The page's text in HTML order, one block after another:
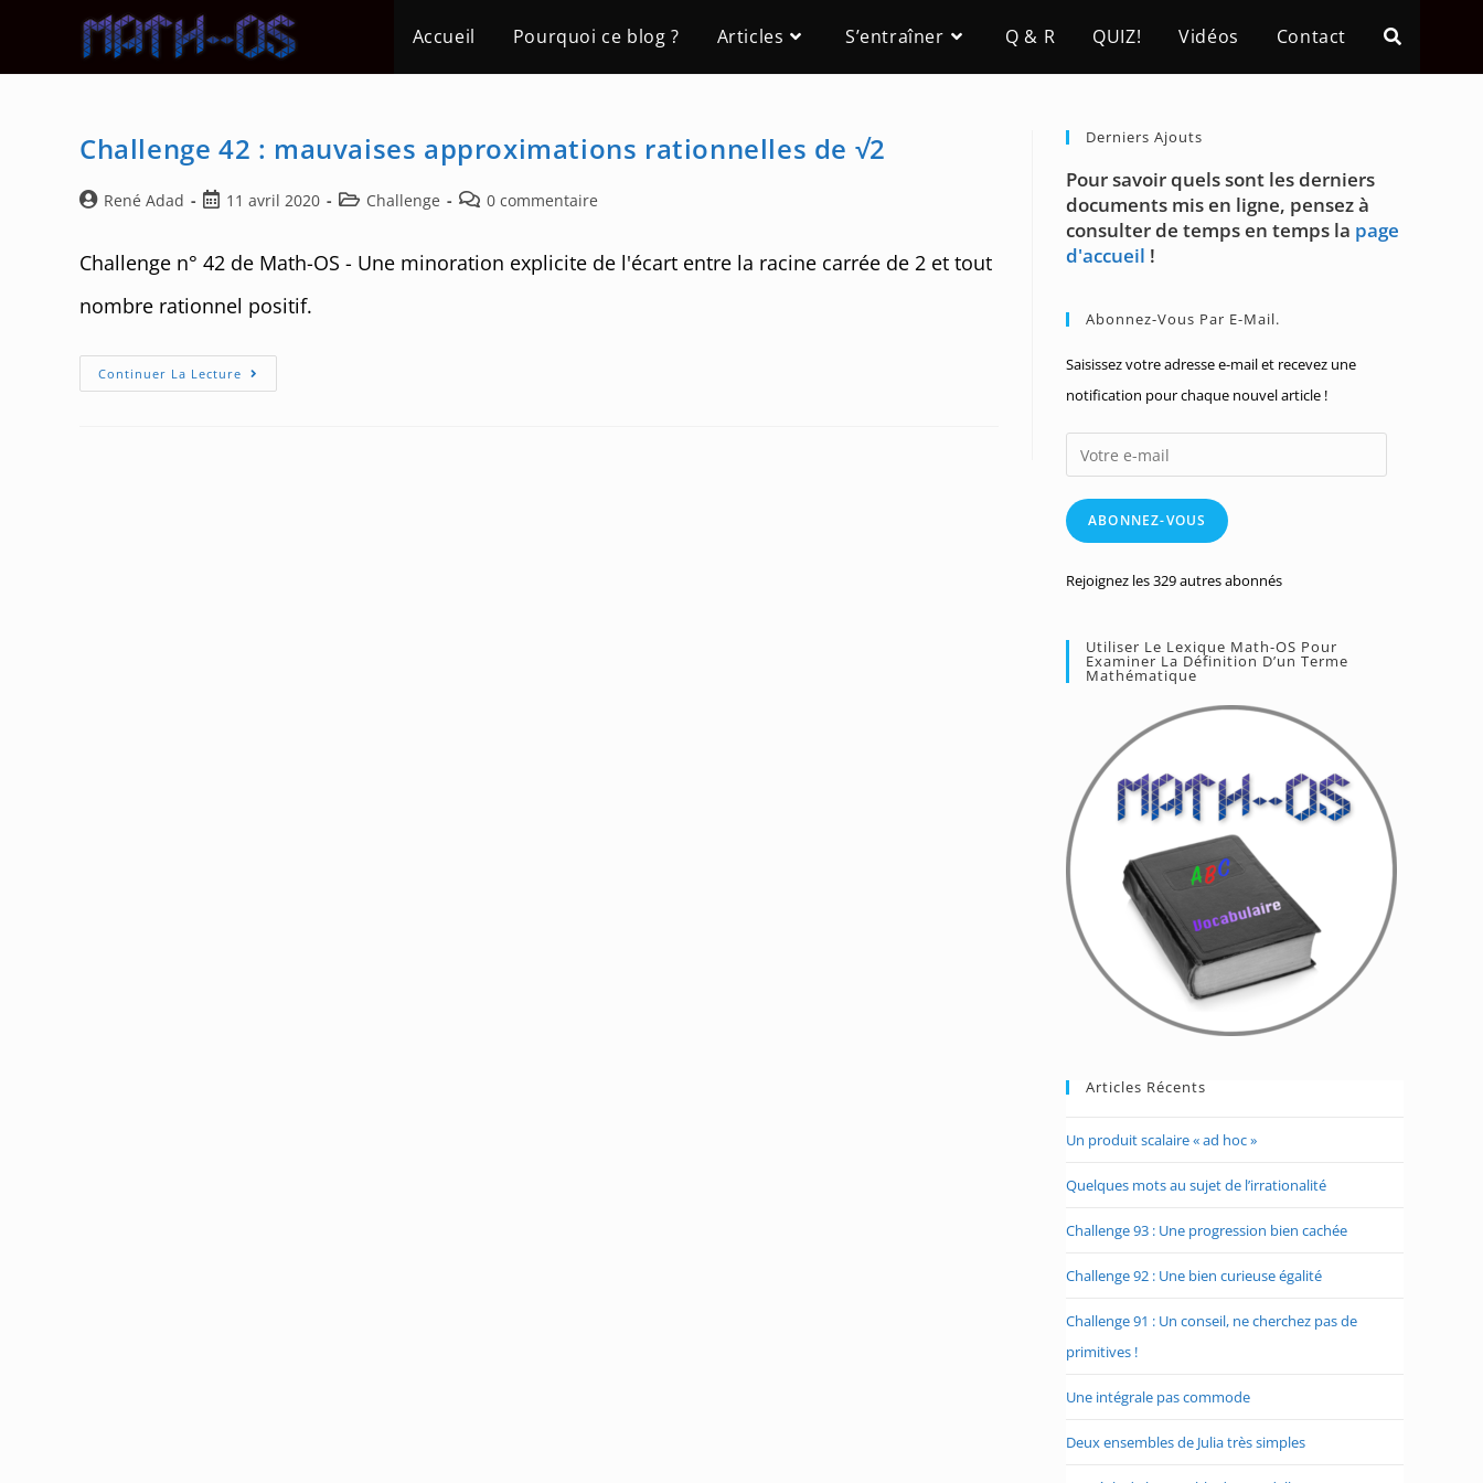
content
Accueil Pourquoi ce blog ? Articles S’entraîner Q & R QUIZ! Vidéos Contact
Challenge 42 : mauvaises approximations rationnelles de √2
Auteur/autrice
publication :
René Adad
Post11 avril 2020
PostChallenge
Post0 commentaire
Challenge n° 42 de Math-OS - Une minoration explicite de l'écart entre la racine carrée de 2 et tout
nombre rationnel positif.
Continuer La Lecture Challenge
42
Derniers Ajouts
Pour savoir quels sont les derniers
documents mis en ligne, pensez à
consulter de temps en temps la page
d'accueil !
Abonnez-Vous Par E-Mail.
Saisissez votre adresse e-mail et recevez une
notification pour chaque nouvel article !
Votre
e-
mailABONNEZ-VOUS
Rejoignez les 329 autres abonnés
Utiliser Le Lexique Math-OS Pour
Examiner La Définition D’un Terme
Mathématique
Articles Récents
Un produit scalaire « ad hoc »
Quelques mots au sujet de l’irrationalité
Challenge 93 : Une progression bien cachée
Challenge 92 : Une bien curieuse égalité
Challenge 91 : Un conseil, ne cherchez pas de
primitives !
Une intégrale pas commode
Deux ensembles de Julia très simples